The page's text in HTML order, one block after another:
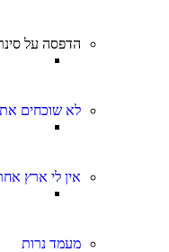
הדפסה על
לא שוכחים את ה-
אין לי ארץ
מעמד נרות